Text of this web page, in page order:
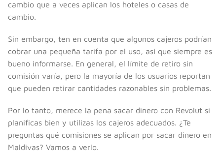
cambio que a veces aplican los hoteles o casas de
cambio.
Sin embargo, ten en cuenta que algunos cajeros podrían
cobrar una pequeña tarifa por el uso, así que siempre es
bueno informarse. En general, el límite de retiro sin
comisión varía, pero la mayoría de los usuarios reportan
que pueden retirar cantidades razonables sin problemas.
Por lo tanto, merece la pena sacar dinero con Revolut si
planificas bien y utilizas los cajeros adecuados. ¿Te
preguntas qué comisiones se aplican por sacar dinero en
Maldivas? Vamos a verlo.